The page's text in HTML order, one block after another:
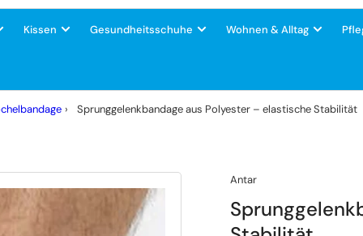
Kissen Gesundheitsschuhe Wohnen & Alltag
› Sprunggelenkbandage aus Polyester – elastische Stabilität
Antar